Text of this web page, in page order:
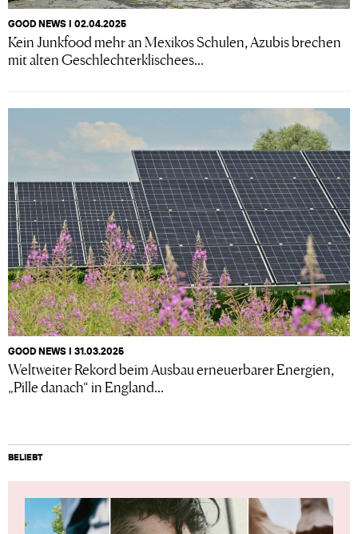
GOOD NEWS I 02.04.2025
Kein Junkfood mehr an Mexikos Schulen, Azubis brechen
mit alten Geschlechterklischees...
GOOD NEWS I 31.03.2025
Weltweiter Rekord beim Ausbau erneuerbarer Energien,
„Pille danach“ in England...
BELIEBT